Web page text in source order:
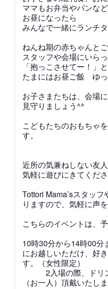
ママもお弁当やパンな
お昼になったら
みんなで一緒にランチ
ねんね期の赤ちゃんとご
スタッフや会場にいら
「抱っこさせてー！」
たまにはお昼ご飯 ゆ
お子さまたちは、会場
見守りましょう^^
こどもたちのおもちゃ
す。
近所の気兼ねしない友
気軽に遊びにきてくださ
Tottori Mama’sスタッ
りますので、気軽に声
こちらのイベントは、予
10時30分から14時00分
にお越しいただけ、好
す。（女性限定）
2入場の際、ド
（お一人）頂戴いたしま